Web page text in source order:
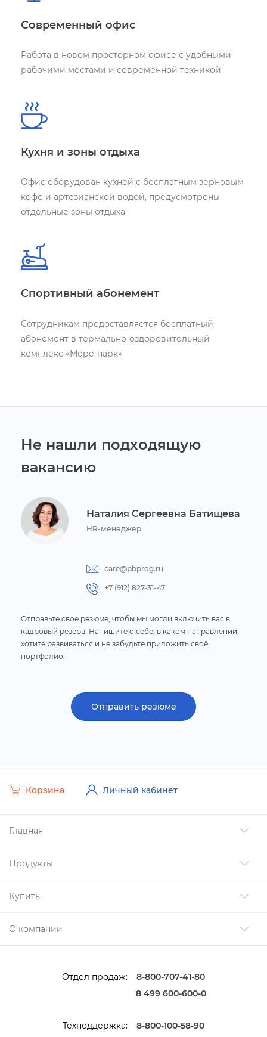
Современный офис
Работа в новом просторном офисе с удобными
рабочими местами и современной техникой
Кухня и зоны отдыха
Офис оборудован кухней с бесплатным зерновым
кофе и артезианской водой, предусмотрены
отдельные зоны отдыха
Спортивный абонемент
Сотрудникам предоставляется бесплатный
абонемент в термально-оздоровительный
комплекс «Море-парк»
Не нашли подходящую
акансию
Наталия Сергеевна Батищева
HR-менеджер
Отправьте свое резюме, чтобы мы могли включить вас
кадровый резерв. Напишите о себе, в каком направлении
хотите развиваться и не забудьте приложить своё
портфолио.
care@pbprog.ru
+7 (912) 827-31-47
Отправить резюме
Главная
Продукты
Купить
О компании
Корзина Личный кабинет
Отдел продаж:
8-800-707-41-80
8 499 600-600-0
Техподдержка: 8-800-100-58-90